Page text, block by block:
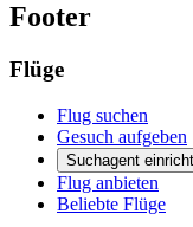
Footer
Flüge
Flug suchen
Gesuch aufgeben
Suchagent
Flug anbieten
Beliebte Flüge